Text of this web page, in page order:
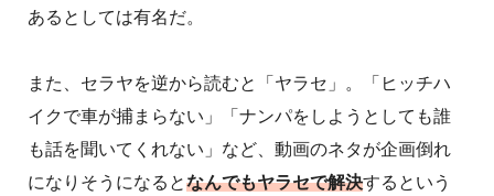
あるとしては有名だ。
また、セラヤを逆から読むと「ヤラセ」。「ヒッチハ
イクで車が捕まらない」「ナンパをしようとしても誰
も話を聞いてくれない」など、動画のネタが企画倒れ
になりそうになるとなんでもヤラセで解決するという